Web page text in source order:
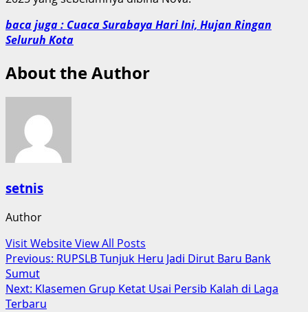
baca juga : Cuaca Surabaya Hari Ini, Hujan Ringan
Seluruh Kota
About the Author
setnis
Author
Visit WebsiteView All Posts
Post
navigation
Previous: RUPSLB Tunjuk Heru Jadi Dirut Baru Bank
Sumut
Next: Klasemen Grup Ketat Usai Persib Kalah di Laga
Terbaru